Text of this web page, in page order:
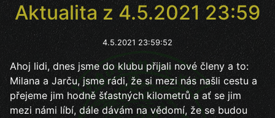
Aktualita z 4.5.2021 23:59
4.5.2021 23:59:52
Ahoj lidi, dnes jsme do klubu přijali nové členy a to:
Milana a Jarču, jsme rádi, že si mezi nás našli cestu a
přejeme jim hodně šťastných kilometrů a ať se jim
mezi námi líbí, dále dávám na vědomí, že se budou